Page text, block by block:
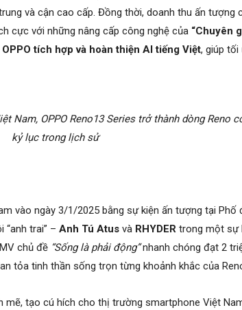
và cận cao cấp. Đồng thời, doanh thu ấn tượng
cực với những nâng cấp công nghệ của “Chuyên
tích hợp và hoàn thiện AI tiếng Việt, giúp tối
Nam, OPPO Reno13 Series trở thành dòng Reno
kỷ lục trong lịch sử
vào ngày 3/1/2025 bằng sự kiện ấn tượng tại Phố
“anh trai” – Anh Tú Atus và RHYDER trong một sự
chủ đề “Sống là phải động”nhanh chóng đạt 2
tỏa tinh thần sống trọn từng khoảnh khắc của
mẽ, tạo cú hích cho thị trường smartphone Việt